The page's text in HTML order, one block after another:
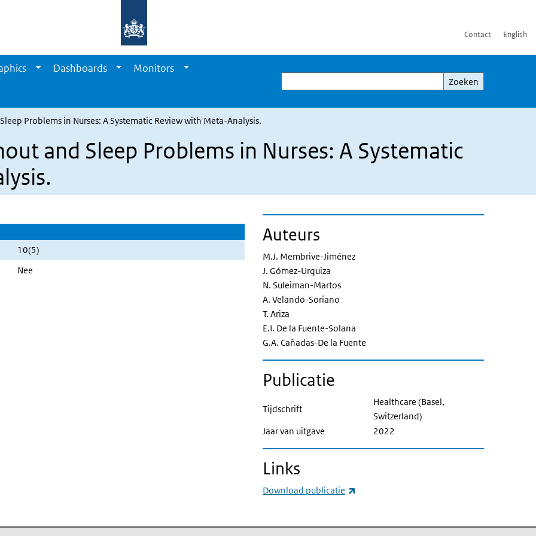
Contact English
Dashboards
Monitors
Zoeken
Zoeken
Problems in Nurses: A Systematic Review with Meta-Analysis.
and Sleep Problems in Nurses: A Systematic
10(5)
Nee
Auteurs
M.J. Membrive-Jiménez
J. Gómez-Urquiza
N. Suleiman-Martos
A. Velando-Soriano
T. Ariza
E.I. De la Fuente-Solana
G.A. Cañadas-De la Fuente
Publicatie
Tijdschrift
Healthcare (Basel,
Switzerland)
Jaar van uitgave
2022
Links
Download publicatie